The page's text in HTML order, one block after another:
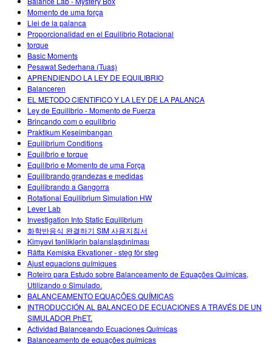
Momento de uma força
Llei de la palanca
Proporcionalidad en el Equilibrio Rotacional
torque
Basic Moments
Pesawat Sederhana (Tuas)
APRENDIENDO LA LEY DE EQUILIBRIO
Balanceren
EL METODO CIENTIFICO Y LA LEY DE LA PALANCA
Ley de Equilibrio - Momento de Fuerza
Brincando com o equilíbrio
Praktikum Keseimbangan
Equilibrium Conditions
Equilíbrio e torque
Equilíbrio e Momento de uma Força
Equilibrando grandezas e medidas
Equilibrando a Gangorra
Rotational Equilibrium Simulation HW
Lever Lab
Investigation Into Static Equilibrium
화학반응식 완결하기 SIM 사용지침서
Kimyəvi tənliklərin balanslaşdırılması
Rätta Kemiska Ekvationer - steg för steg
Ajust equacions químiques
Roteiro para Estudo sobre Balanceamento de Equações Químicas,
Utilizando o Simulado.
BALANCEAMENTO EQUAÇÕES QUÍMICAS
INTRODUCCIÓN AL BALANCEO DE ECUACIONES A TRAVÉS DE UN
SIMULADOR PhET.
Actividad Balanceando Ecuaciones Químicas
Balanceamento de equações químicas